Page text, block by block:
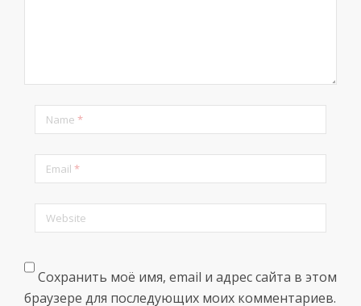
Name *
Email *
Website
Сохранить моё имя, email и адрес сайта в этом
браузере для последующих моих комментариев.